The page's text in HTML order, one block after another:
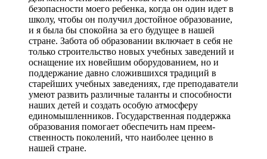
безопасности моего ребенка, когда он один идет в
школу, чтобы он получил достойное образование,
и я была бы спокойна за его будущее в нашей
стране. Забота об образовании включает в себя не
только строительство новых учебных заведений и
оснащение их новейшим оборудованием, но и
поддержание давно сложившихся традиций в
старейших учебных заведениях, где преподаватели
умеют развить различные таланты и способности
наших детей и создать особую атмосферу
единомышленников. Государственная поддержка
образования помогает обеспечить нам преем­
ственность поколений, что наиболее ценно в
нашей стране.